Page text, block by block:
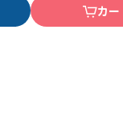
カー